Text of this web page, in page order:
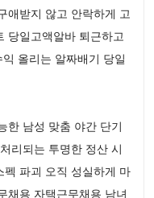
애받지 않고 안락하게 고
당일고액알바 퇴근하고
올리는 알짜배기 당일
한 남성 맞춤 야간 단기
리되는 투명한 정산 시
파괴 오직 성실하게 마
채용 자택근무채용 남녀